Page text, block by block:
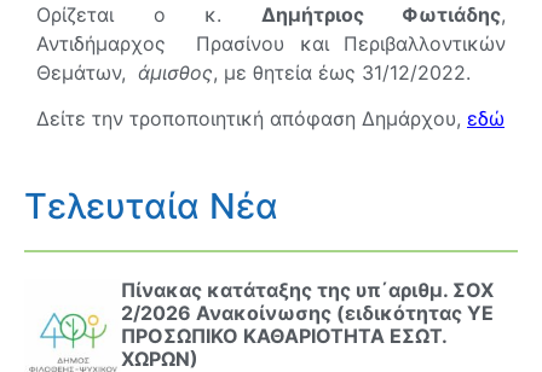
Ορίζεται ο κ. Δημήτριος Φωτιάδης,
Αντιδήμαρχος Πρασίνου και Περιβαλλοντικών
Θεμάτων, άμισθος, με θητεία έως 31/12/2022.
Δείτε την τροποποιητική απόφαση Δημάρχου, εδώ
Τελευταία Νέα
Πίνακας κατάταξης της υπ΄αριθμ. ΣΟΧ
2/2026 Ανακοίνωσης (ειδικότητας ΥΕ
ΠΡΟΣΩΠΙΚΟ ΚΑΘΑΡΙΟΤΗΤΑ ΕΣΩΤ.
ΧΩΡΩΝ)